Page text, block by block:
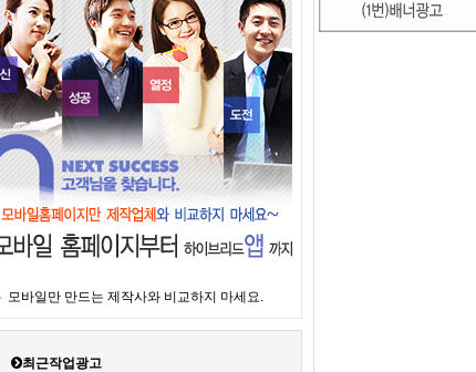
모바일만 만드는 제작사와 비교하지 마세요.
최근작업광고